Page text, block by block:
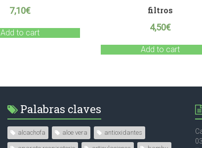
7,10€
Add to cart
filtros
4,50€
Add to cart
Palabras claves
alcachofa aloe vera antioxidantes